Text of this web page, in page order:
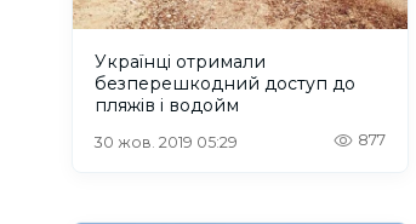
Українці отримали
безперешкодний доступ до
пляжів і водойм
30 жов. 2019 05:29 877